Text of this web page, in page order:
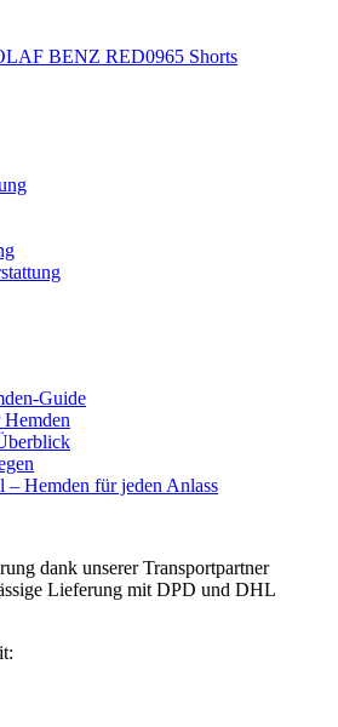
BENZ RED0965 Shorts
Guide
– Hemden für jeden Anlass
dank unserer Transportpartner
Lieferung mit DPD und DHL